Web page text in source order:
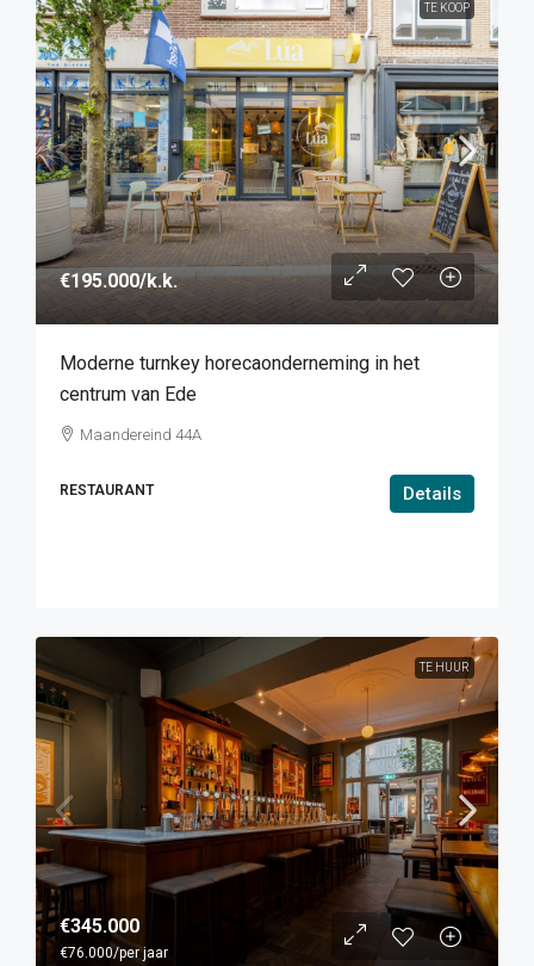
TE KOOP
€195.000/k.k.
Moderne turnkey horecaonderneming in het
centrum van Ede
Maandereind 44A
RESTAURANT Details
TE HUUR
€345.000
€76.000/per jaar